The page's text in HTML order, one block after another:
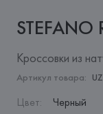
STEFANO
Кроссовки из
Артикул товара:
Цвет: Черный